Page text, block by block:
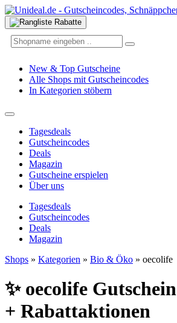
New & Top Gutscheine
Alle Shops mit Gutscheincodes
In Kategorien stöbern
Tagesdeals
Gutscheincodes
Deals
Magazin
Gutscheine erspielen
Über uns
Tagesdeals
Gutscheincodes
Deals
Magazin
Shops » Kategorien » Bio & Öko » oecolife
✨ oecolife Gutschein
+ Rabattaktionen